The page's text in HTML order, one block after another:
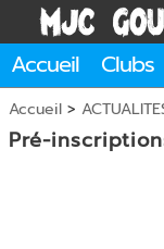
Accueil Clubs
Accueil >
Pré-